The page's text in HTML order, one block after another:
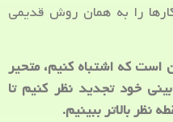
را به همان روش قدیمی
است که اشتباه کنیم، متحیر
خود تجدید نظر کنیم تا
نظر بالاتر ببینیم.